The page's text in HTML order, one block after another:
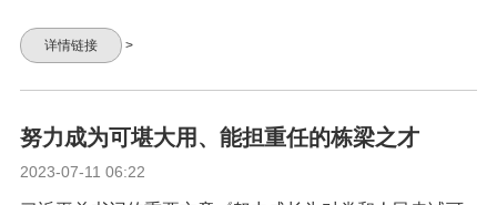
详情链接 >
努力成为可堪大用、能担重任的栋梁之才
2023-07-11 06:22